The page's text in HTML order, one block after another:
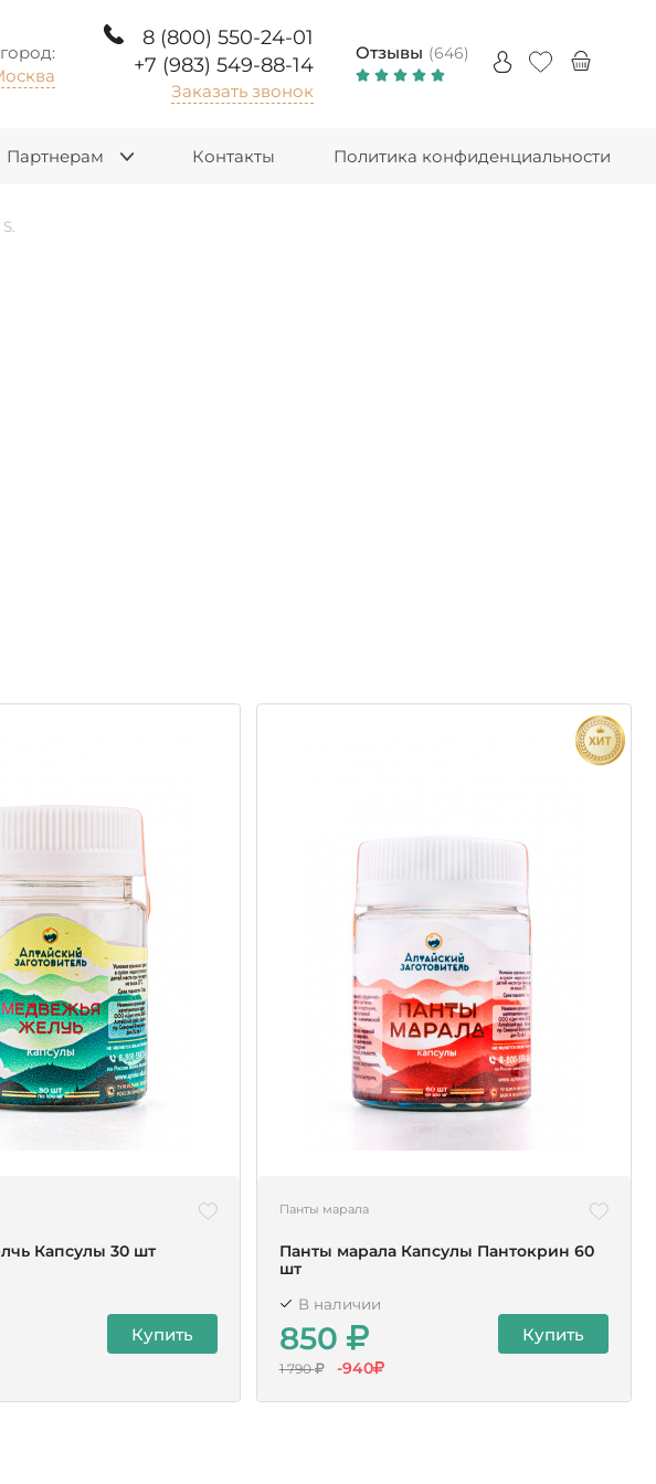
8 (800) 550-24-01
+7 (983) 549-88-14
Заказать звонок
Отзывы (646)
Партнерам Контакты Политика конфиденциальности
Капсулы 30 шт
Купить
Панты марала
Панты марала Капсулы Пантокрин 60
шт
В наличии
850
1 790 -940
Купить